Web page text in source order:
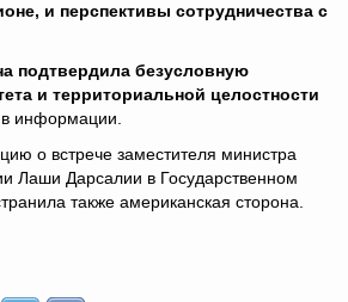
и перспективы сотрудничества с
подтвердила безусловную
и территориальной целостности
информации.
о встрече заместителя министра
Лаши Дарсалии в Государственном
также американская сторона.